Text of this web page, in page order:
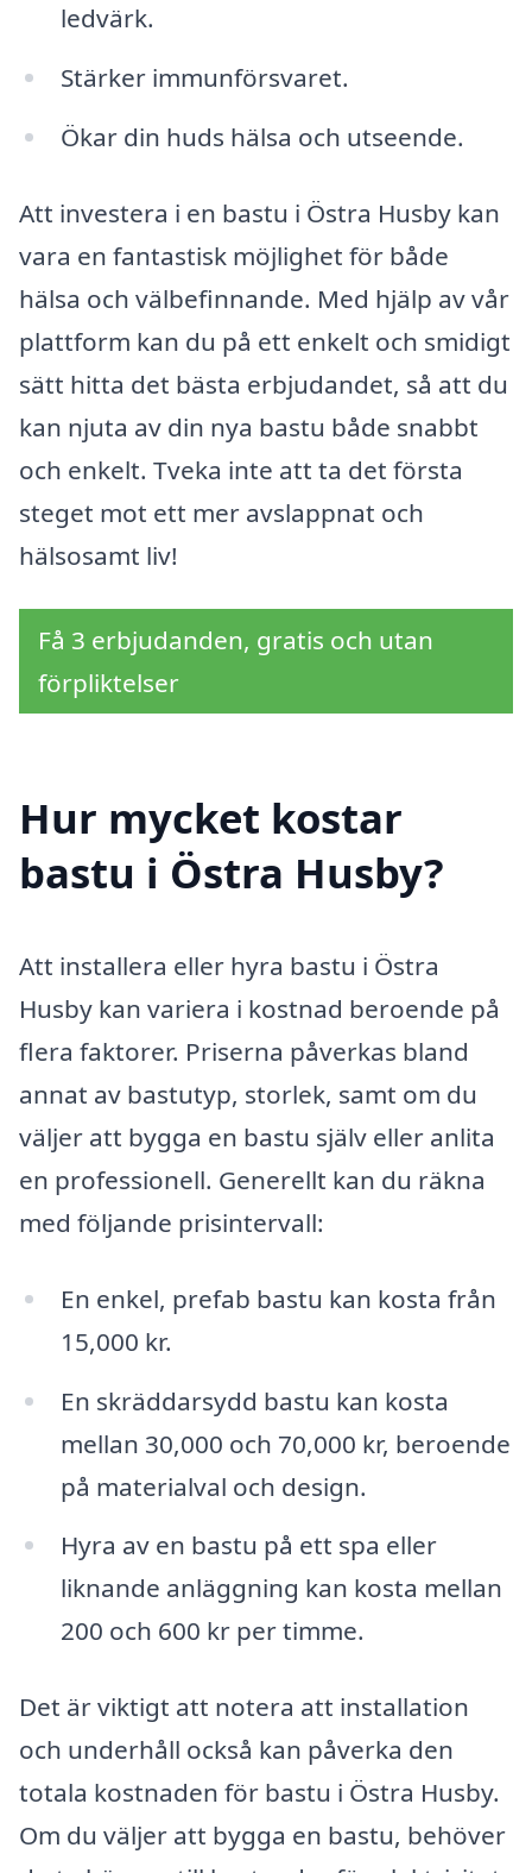
ledvärk.
Stärker immunförsvaret.
Ökar din huds hälsa och utseende.
Att investera i en bastu i Östra Husby kan
vara en fantastisk möjlighet för både
hälsa och välbefinnande. Med hjälp av vår
plattform kan du på ett enkelt och smidigt
sätt hitta det bästa erbjudandet, så att du
kan njuta av din nya bastu både snabbt
och enkelt. Tveka inte att ta det första
steget mot ett mer avslappnat och
hälsosamt liv!
Få 3 erbjudanden, gratis och utan
förpliktelser
Hur mycket kostar
bastu i Östra Husby?
Att installera eller hyra bastu i Östra
Husby kan variera i kostnad beroende på
flera faktorer. Priserna påverkas bland
annat av bastutyp, storlek, samt om du
väljer att bygga en bastu själv eller anlita
en professionell. Generellt kan du räkna
med följande prisintervall:
En enkel, prefab bastu kan kosta från
15,000 kr.
En skräddarsydd bastu kan kosta
mellan 30,000 och 70,000 kr, beroende
på materialval och design.
Hyra av en bastu på ett spa eller
liknande anläggning kan kosta mellan
200 och 600 kr per timme.
Det är viktigt att notera att installation
och underhåll också kan påverka den
totala kostnaden för bastu i Östra Husby.
Om du väljer att bygga en bastu, behöver